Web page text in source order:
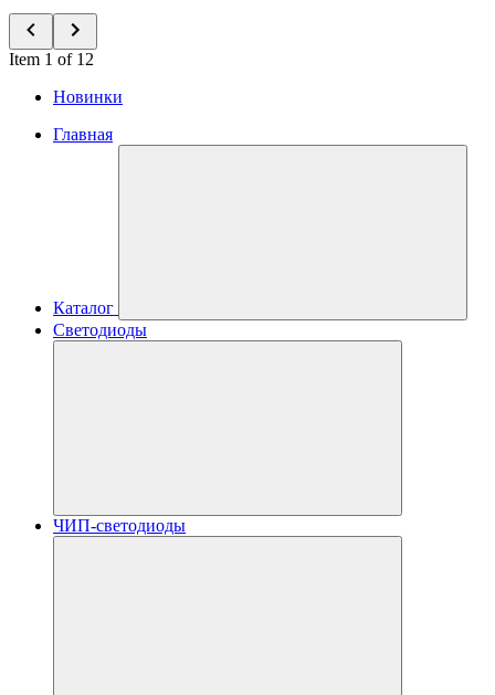
Item 1 of 12
Новинки
Главная
Каталог
Светодиоды
ЧИП-светодиоды